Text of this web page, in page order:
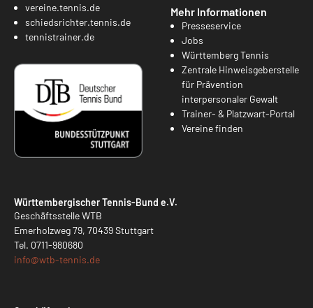
vereine.tennis.de
schiedsrichter.tennis.de
tennistrainer.de
Mehr Informationen
Presseservice
Jobs
Württemberg Tennis
Zentrale Hinweisgeberstelle
für Prävention
interpersonaler Gewalt
Trainer- & Platzwart-Portal
Vereine finden
Württembergischer Tennis-Bund e.V.
Geschäftsstelle WTB
Emerholzweg 79, 70439 Stuttgart
Tel. 0711-980680
info@wtb-tennis.de